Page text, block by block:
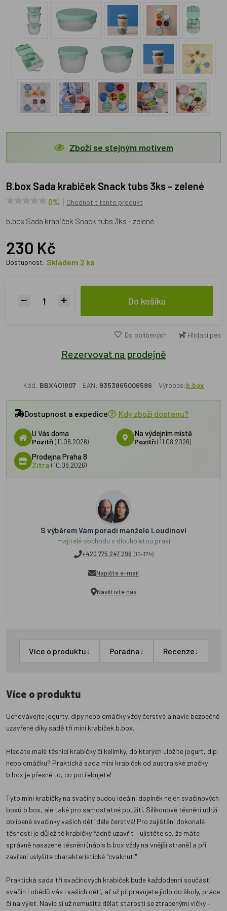
Zboží se stejným motivem
b.box Sada krabiček Snack tubs 3ks - zelené
0% Ohodnotit tento produkt
b.box Sada krabiček Snack tubs 3ks - zelené
230 Kč
Dostupnost: Skladem 2 ks
Do košíku
Do oblíbených Hlídací pes
Rezervovat na prodejně
Kód: BBX401807 EAN: 9353965006596 Výrobce:b.box
Dostupnost a expedice Kdy zboží dostanu?
U Vás doma
Pozítří(11.08.2026)
Na výdejním místě
Pozítří (11.08.2026)
Prodejna Praha 8
Zítra (10.08.2026)
S výběrem Vám poradí manželé Loudínovi
majitelé obchodu s dlouholetou praxí
+420 775 247 296 (10-17h)
Napište e-mail
Navštivte nás
Více o produktu↓ Poradna↓ Recenze↓
Více o produktu
Uchovávejte jogurty, dipy nebo omáčky vždy čerstvé a navíc bezpečně
uzavřené díky sadě tří mini krabiček b.box.
Hledáte malé těsnící krabičky či kelímky, do kterých uložíte jogurt, dip
nebo omáčku? Praktická sada mini krabiček od australské značky
b.box je přesně to, co potřebujete!
Tyto mini krabičky na svačiny budou ideální doplněk nejen svačinových
boxů b.box, ale také pro samostatné použití. Silikonové těsnění udrží
oblíbené svačinky vašich dětí déle čerstvé! Pro zajištění dokonalé
těsnosti je důležité krabičky řádně uzavřít – ujistěte se, že máte
správně nasazené těsnění (nápis b.box vždy na vnější straně) a při
zavření uslyšíte charakteristické "cvaknutí".
Praktická sada tří svačinových krabiček bude každodenní součástí
svačin i obědů vás i vašich dětí, ať už připravujete jídlo do školy, práce
či na výlet. Navíc si už nemusíte dělat starosti se ztracenými víčky –